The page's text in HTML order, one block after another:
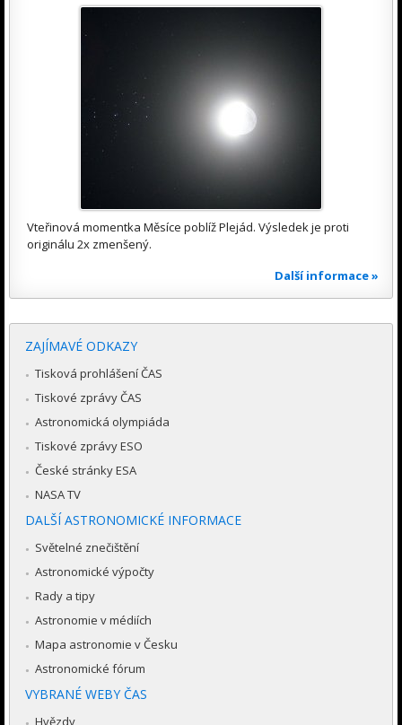
Vteřinová momentka Měsíce poblíž Plejád. Výsledek je proti
originálu 2x zmenšený.
Další informace »
ZAJÍMAVÉ ODKAZY
Tisková prohlášení ČAS
Tiskové zprávy ČAS
Astronomická olympiáda
Tiskové zprávy ESO
České stránky ESA
NASA TV
DALŠÍ ASTRONOMICKÉ INFORMACE
Světelné znečištění
Astronomické výpočty
Rady a tipy
Astronomie v médiích
Mapa astronomie v Česku
Astronomické fórum
VYBRANÉ WEBY ČAS
Hvězdy